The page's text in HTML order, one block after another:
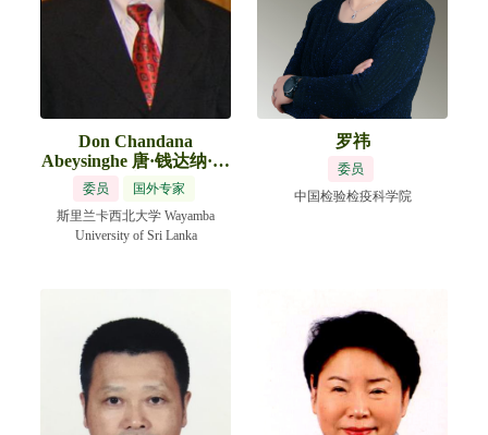
Don Chandana
Abeysinghe 唐·钱达纳·阿
贝辛格
委员
国外专家
斯里兰卡西北大学 Wayamba
University of Sri Lanka
罗祎
委员
中国检验检疫科学院